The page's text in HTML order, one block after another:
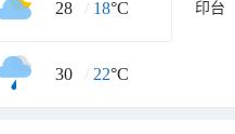
28 / 18°C 印台
30 / 22°C